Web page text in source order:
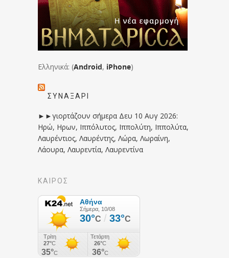
Ελληνικά: (Android, iPhone)
ΣΥΝΑΞΆΡΙ
►►γιορτάζουν σήμερα Δευ 10 Αυγ 2026:
Ηρώ, Ηρων, Ιππόλυτος, Ιππολύτη, Ιππολύτα,
Λαυρέντιος, Λαυρέντης, Λώρα, Λωραίνη,
Λάουρα, Λαυρεντία, Λαυρεντίνα
ΚΑΙΡΟΣ